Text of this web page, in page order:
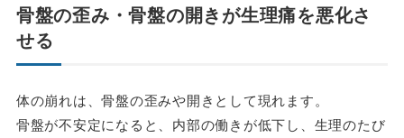
骨盤の歪み・骨盤の開きが生理痛を悪化さ
せる
体の崩れは、骨盤の歪みや開きとして現れます。
骨盤が不安定になると、内部の働きが低下し、生理のたび